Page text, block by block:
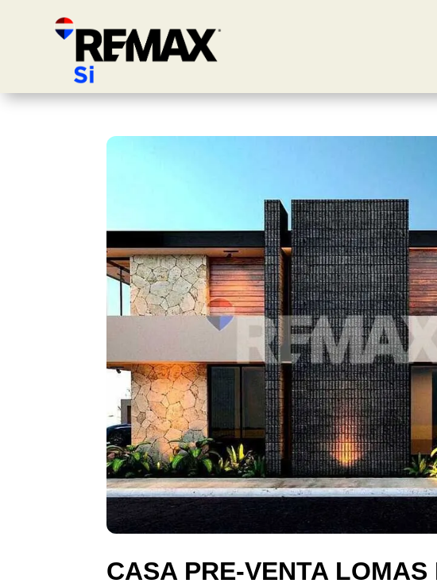
CASA PRE-VENTA